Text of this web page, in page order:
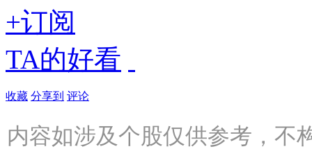
+订阅
TA的好看
收藏 分享到 评论
内容如涉及个股仅供参考，不